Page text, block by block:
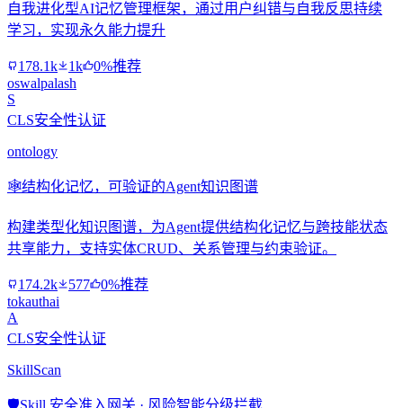
自我进化型AI记忆管理框架，通过用户纠错与自我反思持续
学习，实现永久能力提升
178.1k 1k
0%推荐
oswalpalash
S
CLS安全性认证
ontology
🕸️结构化记忆，可验证的Agent知识图谱
构建类型化知识图谱，为Agent提供结构化记忆与跨技能状态
共享能力，支持实体CRUD、关系管理与约束验证。
174.2k 577
0%推荐
tokauthai
A
CLS安全性认证
SkillScan
🛡️Skill 安全准入网关 · 风险智能分级拦截